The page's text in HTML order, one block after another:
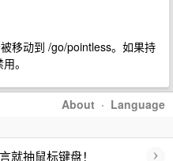
移动到 /go/pointless。如果持
。
About · Language
就抽鼠标键盘！ ›